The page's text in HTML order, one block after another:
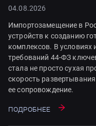
04.08.2026
Импортозамещение в
устройств к созданию
комплексов. В условиях
требований 44-ФЗ
стала не просто сухая
скорость
ее сопровождение.
Подробнее